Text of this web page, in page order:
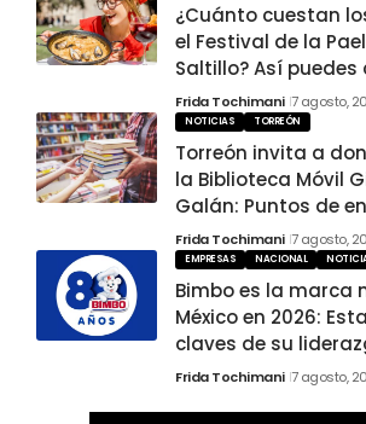
¿Cuánto cuestan
el Festival de la
Saltillo? Así
Frida Tochimani 7 agosto,
NOTICIAS TORREÓN
Torreón invita a
la Biblioteca Móvil
Galán: Puntos de
Frida Tochimani 7 agosto,
EMPRESAS NACIONAL
Bimbo es la marca
México en 2026:
claves de su
Frida Tochimani 7 agosto,